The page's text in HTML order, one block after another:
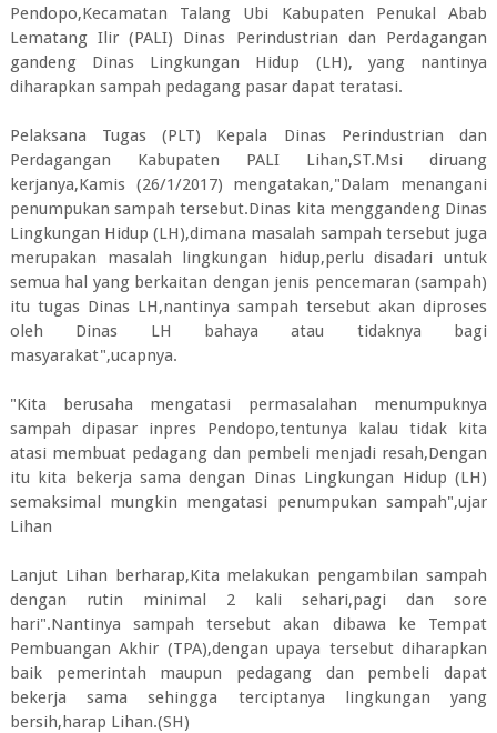
Pendopo,Kecamatan Talang Ubi Kabupaten Penukal Abab
Lematang Ilir (PALI) Dinas Perindustrian dan Perdagangan
gandeng Dinas Lingkungan Hidup (LH), yang nantinya
diharapkan sampah pedagang pasar dapat teratasi.
Pelaksana Tugas (PLT) Kepala Dinas Perindustrian dan
Perdagangan Kabupaten PALI Lihan,ST.Msi diruang
kerjanya,Kamis (26/1/2017) mengatakan,"Dalam menangani
penumpukan sampah tersebut.Dinas kita menggandeng Dinas
Lingkungan Hidup (LH),dimana masalah sampah tersebut juga
merupakan masalah lingkungan hidup,perlu disadari untuk
semua hal yang berkaitan dengan jenis pencemaran (sampah)
itu tugas Dinas LH,nantinya sampah tersebut akan diproses
oleh Dinas LH bahaya atau tidaknya bagi
masyarakat",ucapnya.
"Kita berusaha mengatasi permasalahan menumpuknya
sampah dipasar inpres Pendopo,tentunya kalau tidak kita
atasi membuat pedagang dan pembeli menjadi resah,Dengan
itu kita bekerja sama dengan Dinas Lingkungan Hidup (LH)
semaksimal mungkin mengatasi penumpukan sampah",ujar
Lihan
Lanjut Lihan berharap,Kita melakukan pengambilan sampah
dengan rutin minimal 2 kali sehari,pagi dan sore
hari".Nantinya sampah tersebut akan dibawa ke Tempat
Pembuangan Akhir (TPA),dengan upaya tersebut diharapkan
baik pemerintah maupun pedagang dan pembeli dapat
bekerja sama sehingga terciptanya lingkungan yang
bersih,harap Lihan.(SH)